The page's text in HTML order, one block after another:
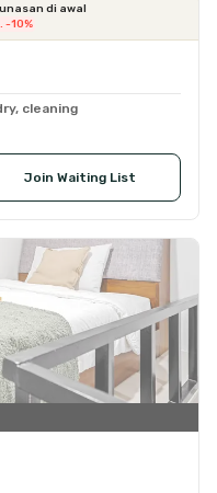
di awal
-10%
cleaning
Join Waiting List